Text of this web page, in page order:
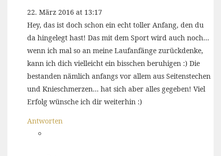
22. März 2016 at 13:17
Hey, das ist doch schon ein echt toller Anfang, den du
da hingelegt hast! Das mit dem Sport wird auch noch…
wenn ich mal so an meine Laufanfänge zurückdenke,
kann ich dich vielleicht ein bisschen beruhigen :) Die
bestanden nämlich anfangs vor allem aus Seitenstechen
und Knieschmerzen… hat sich aber alles gegeben! Viel
Erfolg wünsche ich dir weiterhin :)
Antworten